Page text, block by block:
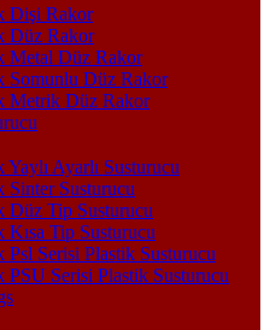
Dişi Rakor
Düz Rakor
Metal Düz Rakor
Somunlu Düz Rakor
Metrik Düz Rakor
Yaylı Ayarlı Susturucu
Sinter Susturucu
Düz Tip Susturucu
Kısa Tip Susturucu
Psl Serisi Plastik Susturucu
PSU Serisi Plastik Susturucu